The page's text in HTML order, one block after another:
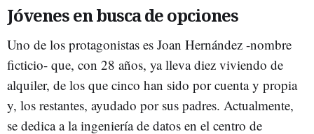
Jóvenes en busca de opciones
Uno de los protagonistas es Joan Hernández -nombre
ficticio- que, con 28 años, ya lleva diez viviendo de
alquiler, de los que cinco han sido por cuenta y propia
y, los restantes, ayudado por sus padres. Actualmente,
se dedica a la ingeniería de datos en el centro de